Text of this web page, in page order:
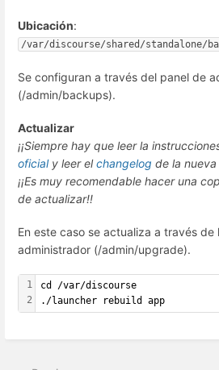
Ubicación:
/var/discourse/shared/standalone/
Se configuran a través del panel de
(/admin/backups).
Actualizar
¡¡Siempre hay que leer la
oficialy leer elchangelog de la
¡¡Es muy recomendable hacer una
de actualizar!!
En este caso se actualiza a través
administrador (/admin/upgrade).
1
2
cd /var/discourse
./launcher rebuild app